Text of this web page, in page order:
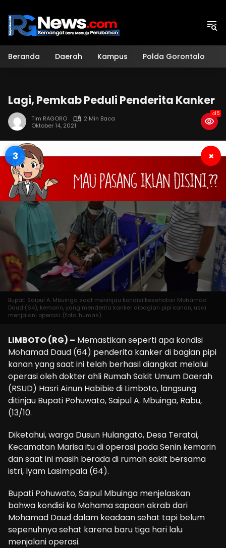
konten
Beranda Daerah Kampus Polda Gorontalo
Lagi, Pemkab Peduli Penderita Kanker
Tim RAGORO
2 Min Baca
Oktober 14, 2021
415
2 ×
Bupati Saipul A. Mbuinga saat meninjau kondisi kesehatan Mohamad
Daud (64), kemarin, yang menderita kanker dibagian pipi kanan, usai
menjalani operasi. (foto: humas)
LIMBOTO (RG) – Memastikan seperti apa kondisi
Mohamad Daud (64) penderita kanker di bagian pipi
kanan yang saat ini telah berhasil diangkat melalui
operasi oleh dokter ahli Rumah Sakit Umum Daerah
(RSUD) Hasri Ainun Habibie di Limboto, langsung
ditinjau Bupati Pohuwato, Saipul A. Mbuinga, Rabu,
(13/10.
Diketahui, warga Dusun Hulangato, Desa Teratai,
Kecamatan Marisa itu di operasi pada Senin kemarin
dan saat ini masih berada di rumah sakit bersama
istri, Iyam Lasimpala (64).
Bupati Pohuwato, Saipul Mbuinga menjelaskan
bahwa kondisi ka Mohama sapaan akrab dari
Mohamad Daud dalam keadaan sehat tapi belum
sepenuhnya sehat karena baru tiga hari lalu
menjalani operasi.